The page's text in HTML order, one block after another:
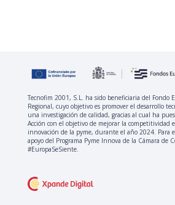
Tecnofim 2001, S.L. ha sido beneficiaria del Fondo
Regional, cuyo objetivo es promover el desarrollo
una investigación de calidad, gracias al cual ha
Acción con el objetivo de mejorar la competitividad
innovación de la pyme, durante el año 2024. Para
apoyo del Programa Pyme Innova de la Cámara de
#EuropaSeSiente.